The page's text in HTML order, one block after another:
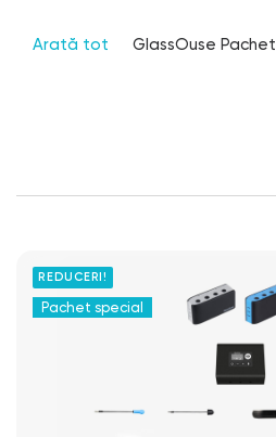
Arată tot GlassOuse Pachet
REDUCERI!
Pachet special